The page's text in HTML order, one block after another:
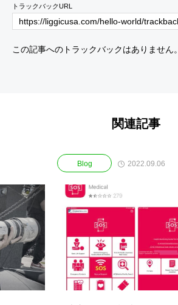
トラックバックURL
この記事へのトラックバックはありません。
関連記事
Blog 2022.09.06